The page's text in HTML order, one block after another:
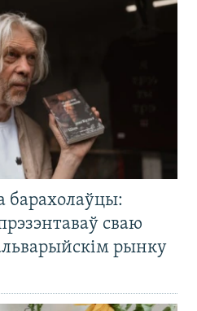
барахолаўцы:
сваю
рынку